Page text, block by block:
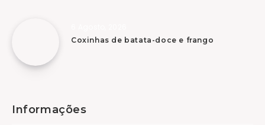
Coxinhas de batata-doce e frango
Informações